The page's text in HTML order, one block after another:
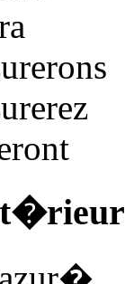
a
erons
erez
ront